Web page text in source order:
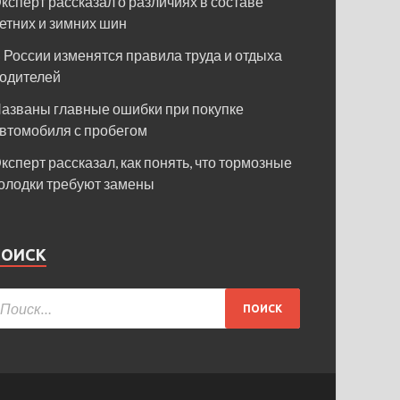
и зимних шин
России изменятся правила труда и отдыха
главные ошибки при покупке
с пробегом
рассказал, как понять, что тормозные
требуют замены